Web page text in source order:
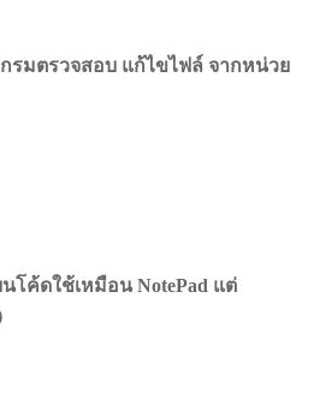
รมตรวจสอบ แก้ไขไฟล์ จากหน่วย
โค้ดใช้เหมือน NotePad แต่